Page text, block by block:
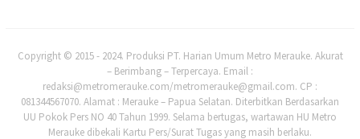
Copyright © 2015 - 2024. Produksi PT. Harian Umum Metro Merauke. Akurat
– Berimbang – Terpercaya. Email :
redaksi@metromerauke.com/metromerauke@gmail.com. CP :
081344567070. Alamat : Merauke – Papua Selatan. Diterbitkan Berdasarkan
UU Pokok Pers NO 40 Tahun 1999. Selama bertugas, wartawan HU Metro
Merauke dibekali Kartu Pers/Surat Tugas yang masih berlaku.